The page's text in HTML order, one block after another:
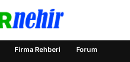
Firma Rehberi Forum